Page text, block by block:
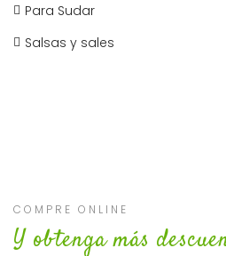
Para Sudar
Salsas y sales
COMPRE ONLINE
Y obtenga más